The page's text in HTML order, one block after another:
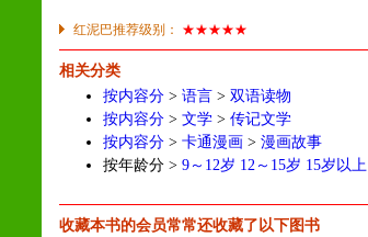
红泥巴推荐级别： ★★★★★
相关分类
按内容分 > 语言 > 双语读物
按内容分 > 文学 > 传记文学
按内容分 > 卡通漫画 > 漫画故事
按年龄分 > 9～12岁 12～15岁 15岁以上
收藏本书的会员常常还收藏了以下图书